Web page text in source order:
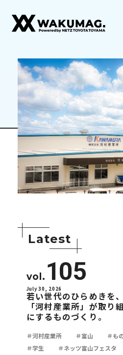
Latest
vol. 105
July 30, 2026
若い世代のひらめきを
「河村産業所」が取り
にするものづくり。
＃河村産業所 ＃富山 ＃も
＃学生
＃ネッツ富山フェスタ